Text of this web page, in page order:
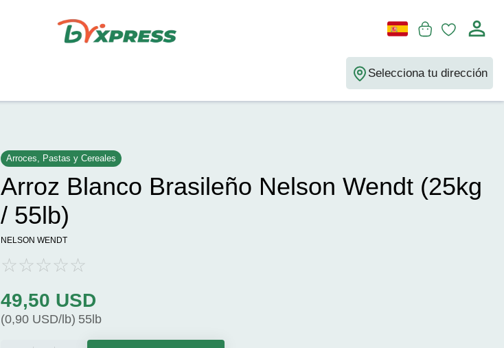
Selecciona tu dirección
Arroces, Pastas y Cereales
Arroz Blanco Brasileño Nelson Wendt (25kg
/ 55lb)
NELSON WENDT
49,50 USD
(0,90 USD/lb) 55lb